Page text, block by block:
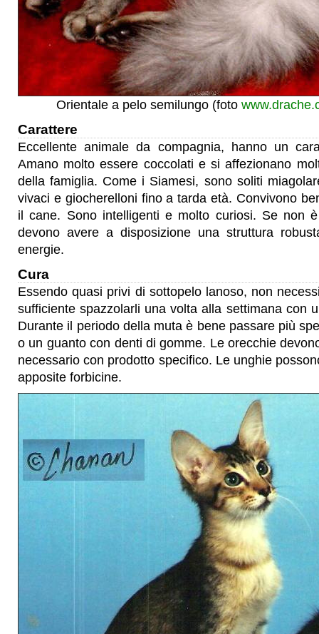
Orientale a pelo semilungo (foto
Carattere
Eccellente animale da compagnia, hanno un
Amano molto essere coccolati e si affezionano
della famiglia. Come i Siamesi, sono soliti
vivaci e giocherelloni fino a tarda età. Convivono
il cane. Sono intelligenti e molto curiosi. Se non
devono avere a disposizione una struttura
energie.
Cura
Essendo quasi privi di sottopelo lanoso, non
sufficiente spazzolarli una volta alla settimana con
Durante il periodo della muta è bene passare più
o un guanto con denti di gomme. Le orecchie
necessario con prodotto specifico. Le unghie
apposite forbicine.